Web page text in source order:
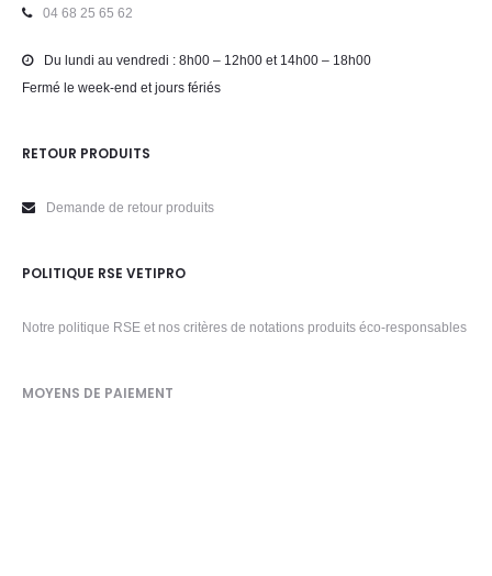
04 68 25 65 62
Du lundi au vendredi : 8h00 – 12h00 et 14h00 – 18h00
Fermé le week-end et jours fériés
RETOUR PRODUITS
Demande de retour produits
POLITIQUE RSE VETIPRO
Notre politique RSE et nos critères de notations produits éco-responsables
MOYENS DE PAIEMENT